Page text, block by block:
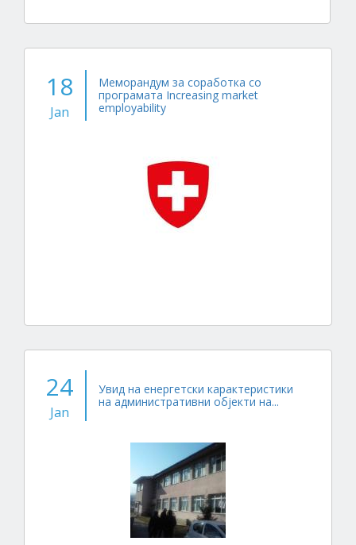
18
Jan
Меморандум за соработка со
програмата Increasing market
employability
24
Jan
Увид на енергетски карактеристики
на административни објекти на...